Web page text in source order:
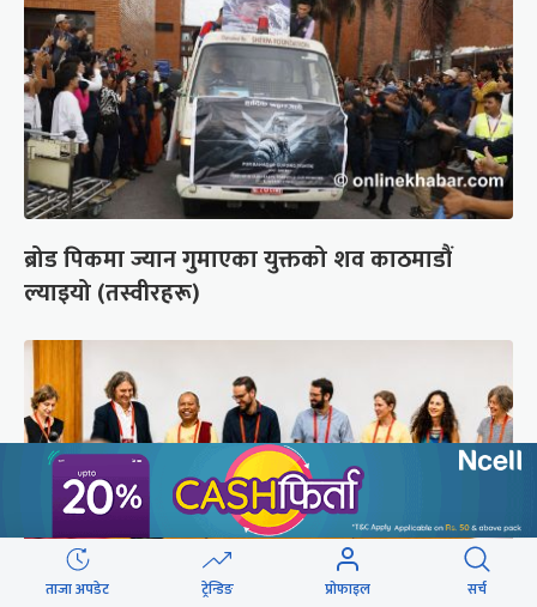
ब्रोड पिकमा ज्यान गुमाएका युक्तको शव काठमाडौं
ल्याइयो (तस्वीरहरू)
ताजा अपडेट ट्रेन्डिङ प्रोफाइल सर्च